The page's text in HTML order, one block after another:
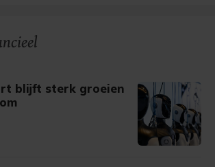
blijft sterk groeien